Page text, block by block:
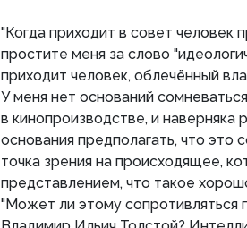
"Когда приходит в совет человек
простите меня за слово
приходит человек, облечённый
У меня нет оснований
в кинопроизводстве, и наверняка
основания предполагать, что
точка зрения на происходящее,
представлением, что такое
"Может ли этому сопротивляться